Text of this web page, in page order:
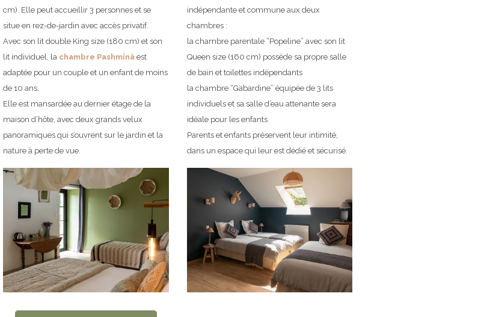
cm). Elle peut accueillir 3 personnes et se
situe en rez-de-jardin avec accès privatif.
Avec son lit double King size (180 cm) et son
lit individuel, la chambre Pashmînâ est
adaptée pour un couple et un enfant de moins
de 10 ans.
Elle est mansardée au dernier étage de la
maison d’hôte, avec deux grands velux
panoramiques qui s’ouvrent sur le jardin et la
nature à perte de vue.
indépendante et commune aux deux
chambres :
la chambre parentale “Popeline” avec son lit
Queen size (160 cm) possède sa propre salle
de bain et toilettes indépendants
la chambre “Gabardine” équipée de 3 lits
individuels et sa salle d’eau attenante sera
idéale pour les enfants
Parents et enfants préservent leur intimité,
dans un espace qui leur est dédié et sécurisé.